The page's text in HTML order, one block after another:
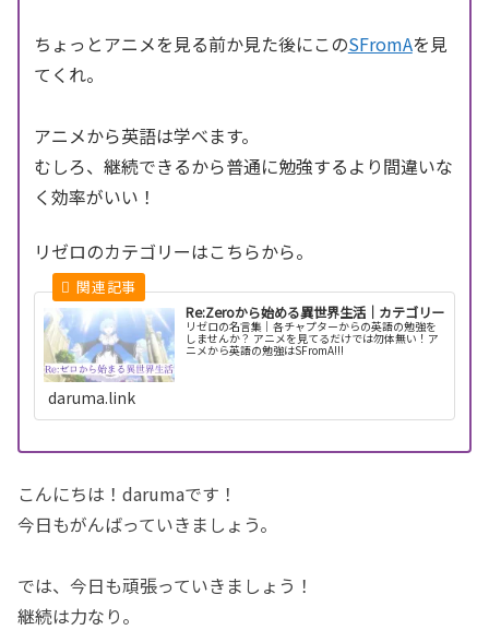
ちょっとアニメを見る前か見た後にこのSFromAを見
てくれ。
アニメから英語は学べます。
むしろ、継続できるから普通に勉強するより間違いな
く効率がいい！
リゼロのカテゴリーはこちらから。
Re:Zeroから始める異世界生活｜カテゴリー
リゼロの名言集｜各チャプターからの英語の勉強を
しませんか？ アニメを見てるだけでは勿体無い！ア
ニメから英語の勉強はSFromA!!!
daruma.link
こんにちは！darumaです！
今日もがんばっていきましょう。
では、今日も頑張っていきましょう！
継続は力なり。